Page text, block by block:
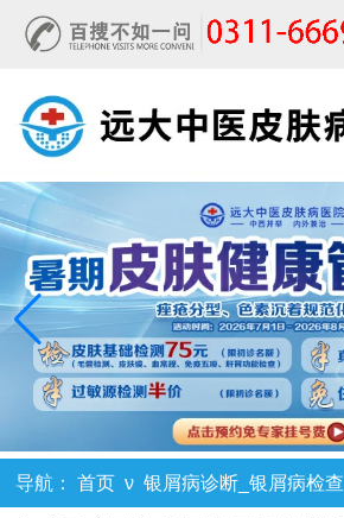
导航： 首页 ν银屑病诊断_银屑病检查